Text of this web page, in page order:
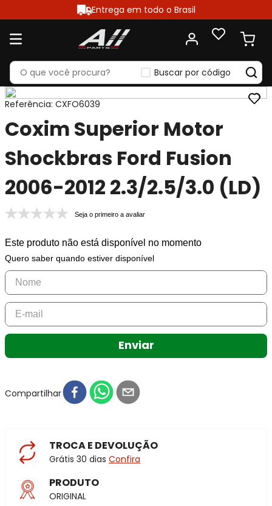
Entrega em todo o Brasil
Buscar por código
Referência: CXFO6039
Coxim Superior Motor
Shockbras Ford Fusion
2006-2012 2.3/2.5/3.0 (LD)
Seja o primeiro a avaliar
Este produto não está disponível no momento
Quero saber quando estiver disponível
Enviar
Compartilhar
TROCA E DEVOLUÇÃO
Grátis 30 dias Confira
PRODUTO
ORIGINAL